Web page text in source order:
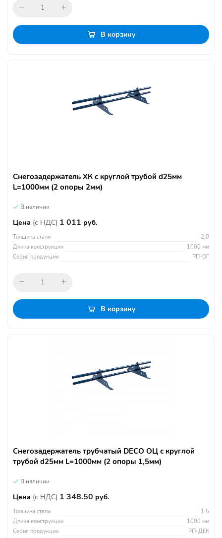
В корзину
Снегозадержатель ХК с круглой трубой d25мм
L=1000мм (2 опоры 2мм)
В наличии
Цена (с НДС) 1 011 руб.
Толщина стали
2,0
Длина конструкции
1000 мм
Серия продукции
РП-ОГ
В корзину
Снегозадержатель трубчатый DECO ОЦ с круглой
трубой d25мм L=1000мм (2 опоры 1,5мм)
В наличии
Цена (с НДС) 1 348.50 руб.
Толщина стали
1,5
Длина конструкции
1000 мм
Серия продукции
РП-ДЕК